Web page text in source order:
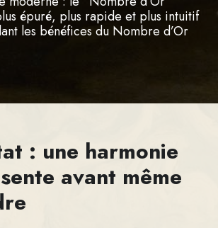
épuré, plus rapide et plus intuitif
les bénéfices du Nombre d’Or
: une harmonie
avant même